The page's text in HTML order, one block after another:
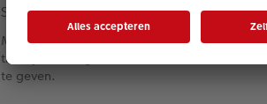
Set van 5 met tot 4 foto's per magneet
Met maximaal vier foto's is elke magneet een
trendy blikvanger om uit te delen of cadeau
te geven.